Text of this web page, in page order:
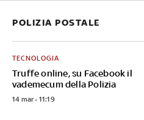
POLIZIA POSTALE
Truffe online, su Facebook il
vademecum della Polizia
TECNOLOGIA
14 mar - 11:19